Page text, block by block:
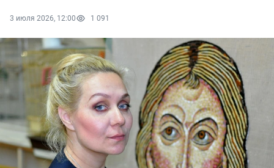
3 июля 2026, 12:00 1 091